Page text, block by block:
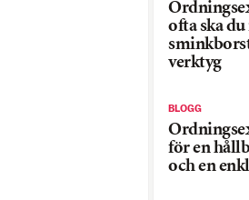
ofta ska
verktyg
BLOGG
för en
och en